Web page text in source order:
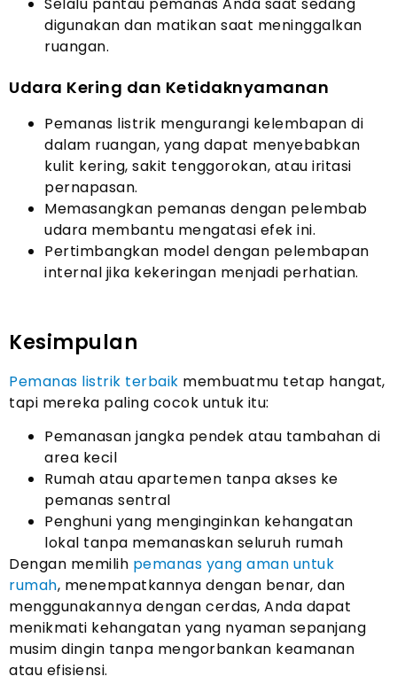
digunakan dan matikan saat meninggalkan
ruangan.
Udara Kering dan Ketidaknyamanan
Pemanas listrik mengurangi kelembapan di
dalam ruangan, yang dapat menyebabkan
kulit kering, sakit tenggorokan, atau iritasi
pernapasan.
Memasangkan pemanas dengan pelembab
udara membantu mengatasi efek ini.
Pertimbangkan model dengan pelembapan
internal jika kekeringan menjadi perhatian.
Kesimpulan
Pemanas listrik terbaik membuatmu tetap hangat,
tapi mereka paling cocok untuk itu:
Pemanasan jangka pendek atau tambahan di
area kecil
Rumah atau apartemen tanpa akses ke
pemanas sentral
Penghuni yang menginginkan kehangatan
lokal tanpa memanaskan seluruh rumah
Dengan memilih pemanas yang aman untuk
rumah, menempatkannya dengan benar, dan
menggunakannya dengan cerdas, Anda dapat
menikmati kehangatan yang nyaman sepanjang
musim dingin tanpa mengorbankan keamanan
atau efisiensi.